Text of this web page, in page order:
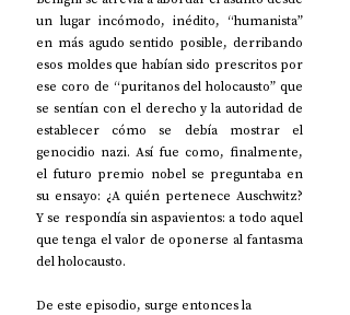
un lugar incómodo, inédito, “humanista”
en más agudo sentido posible, derribando
esos moldes que habían sido prescritos por
ese coro de “puritanos del holocausto” que
se sentían con el derecho y la autoridad de
establecer cómo se debía mostrar el
genocidio nazi. Así fue como, finalmente,
el futuro premio nobel se preguntaba en
su ensayo: ¿A quién pertenece Auschwitz?
Y se respondía sin aspavientos: a todo aquel
que tenga el valor de oponerse al fantasma
del holocausto.
De este episodio, surge entonces la